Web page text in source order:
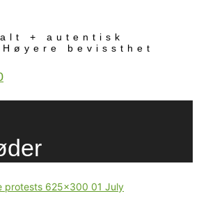
+ autentisk
bevissthet